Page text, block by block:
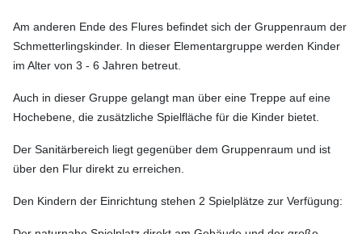
Am anderen Ende des Flures befindet sich der Gruppenraum der
Schmetterlingskinder. In dieser Elementargruppe werden Kinder
im Alter von 3 - 6 Jahren betreut.
Auch in dieser Gruppe gelangt man über eine Treppe auf eine
Hochebene, die zusätzliche Spielfläche für die Kinder bietet.
Der Sanitärbereich liegt gegenüber dem Gruppenraum und ist
über den Flur direkt zu erreichen.
Den Kindern der Einrichtung stehen 2 Spielplätze zur Verfügung: